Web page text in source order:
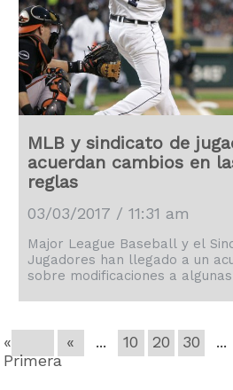
MLB y sindicato de
acuerdan cambios en
reglas
03/03/2017 / 11:31 am
Major League Baseball y el
Jugadores han llegado a un
sobre modificaciones a
«
Primera
« ... 10 20 30 ...